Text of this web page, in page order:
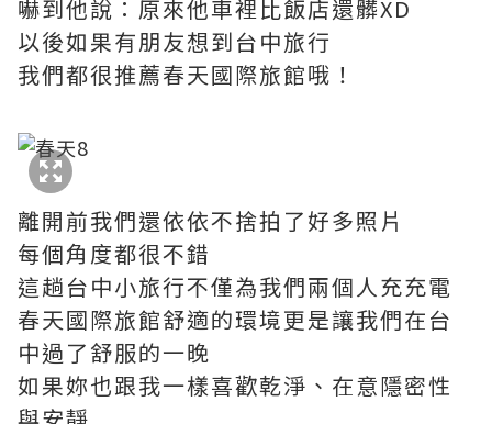
嚇到他說：原來他車裡比飯店還髒XD
以後如果有朋友想到台中旅行
我們都很推薦春天國際旅館哦！
離開前我們還依依不捨拍了好多照片
每個角度都很不錯
這趟台中小旅行不僅為我們兩個人充充電
春天國際旅館舒適的環境更是讓我們在台
中過了舒服的一晚
如果妳也跟我一樣喜歡乾淨、在意隱密性